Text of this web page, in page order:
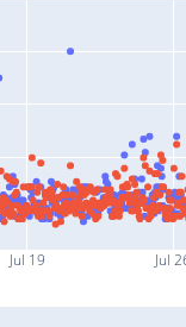
Jul 19 Jul